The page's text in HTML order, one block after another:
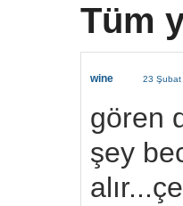
Tüm
wine 23 Şubat
gören
şey